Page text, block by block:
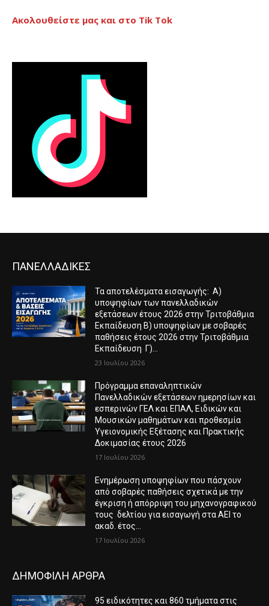
Ακολουθείστε μας και στο Tik Tok
ΠΑΝΕΛΛΑΔΙΚΕΣ
Τα αποτελέσματα εισαγωγής: Α)
υποψηφίων των πανελλαδικών
εξετάσεων έτους 2026 στην Τριτοβάθμια
Εκπαίδευση Β) υποψηφίων με σοβαρές
παθήσεις έτους 2026 στην Τριτοβάθμια
Εκπαίδευση Γ)...
23 Ιουλίου 2026
Πρόγραμμα επαναληπτικών
Πανελλαδικών εξετάσεων ημερησίων και
εσπερινών ΓΕΛ και ΕΠΑΛ, Ειδικών και
Μουσικών μαθημάτων και προθεσμία
Υγειονομικής Εξέτασης και Πρακτικής
Δοκιμασίας έτους 2026
17 Ιουλίου 2026
Ενημέρωση υποψηφίων που πάσχουν
από σοβαρές παθήσεις σχετικά με την
έγκριση ή απόρριψη του μηχανογραφικού
τους δελτίου για εισαγωγή στα ΑΕΙ το
ακαδ. έτος...
17 Ιουλίου 2026
ΔΗΜΟΦΙΛΗ ΑΡΘΡΑ
95 ειδικότητες και 860 τμήματα στις